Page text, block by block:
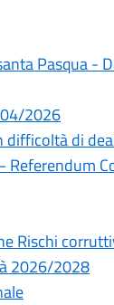
Pasqua -
2026
difficoltà di
Referendum
Rischi
2026/2028